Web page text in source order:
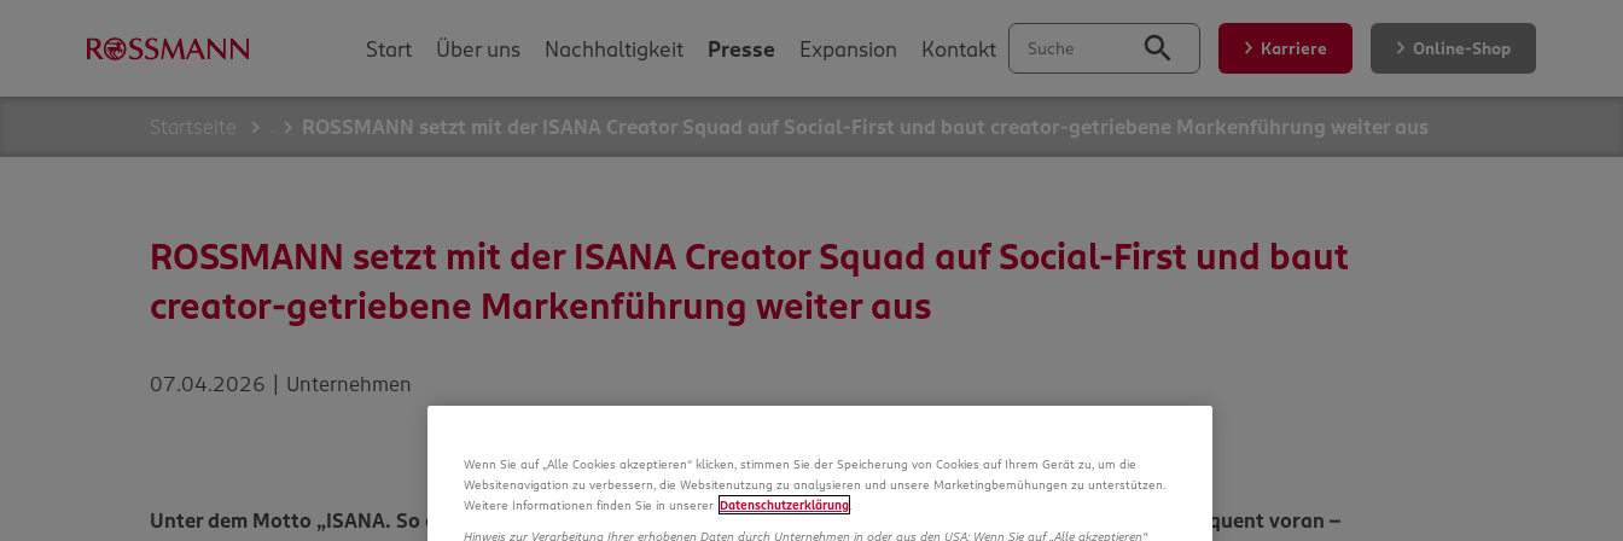
Start Über uns Nachhaltigkeit Presse Expansion Kontakt Karriere Online-Shop
Startseite … ROSSMANN setzt mit der ISANA Creator Squad auf Social-First und baut creator-getriebene Markenführung weiter aus
ROSSMANN setzt mit der ISANA Creator Squad auf Social-First und baut
creator-getriebene Markenführung weiter aus
07.04.2026 | Unternehmen
Unter dem Motto „ISANA. So echt wie du.“ treibt die ROSSMANN-Marke ISANA ihre Social-First-
Strategie konsequent voran –
Wenn Sie auf „Alle Cookies akzeptieren“ klicken, stimmen Sie der Speicherung von Cookies auf Ihrem Gerät zu, um die
Websitenavigation zu verbessern, die Websitenutzung zu analysieren und unsere Marketingbemühungen zu unterstützen.
Weitere Informationen finden Sie in unserer Datenschutzerklärung.
Hinweis zur Verarbeitung Ihrer erhobenen Daten durch Unternehmen in oder aus den USA: Wenn Sie auf „Alle akzeptieren“